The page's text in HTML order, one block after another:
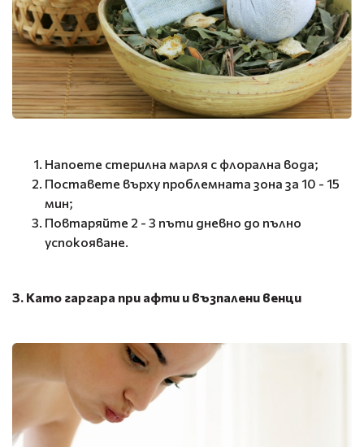
Напоете стерилна марля с флорална вода;
Поставете върху проблемната зона за 10 - 15
мин;
Повтаряйте 2 - 3 пъти дневно до пълно
успокояване.
3. Като гаргара при афти и възпалени венци